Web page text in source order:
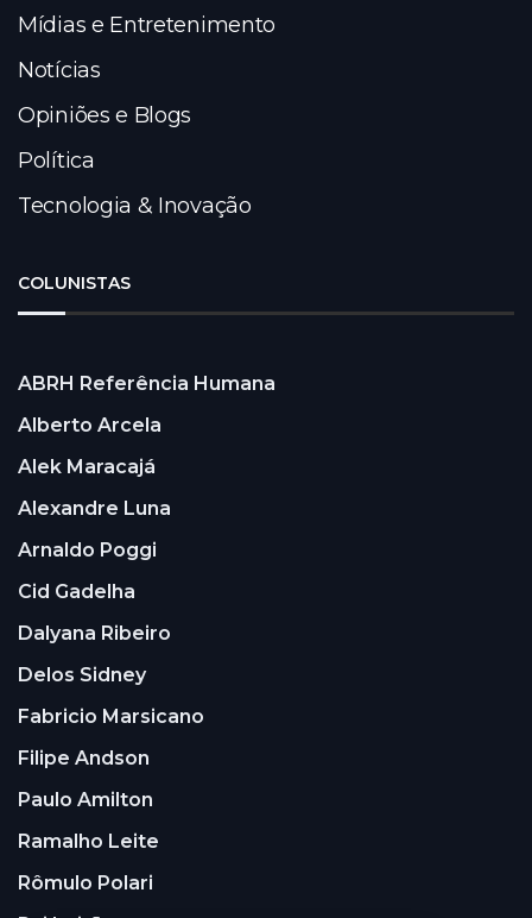
Mídias e Entretenimento
Notícias
Opiniões e Blogs
Política
Tecnologia & Inovação
COLUNISTAS
ABRH Referência Humana
Alberto Arcela
Alek Maracajá
Alexandre Luna
Arnaldo Poggi
Cid Gadelha
Dalyana Ribeiro
Delos Sidney
Fabricio Marsicano
Filipe Andson
Paulo Amilton
Ramalho Leite
Rômulo Polari